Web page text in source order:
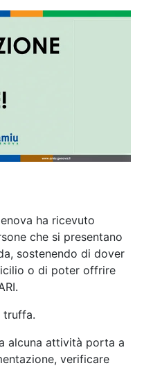
ha ricevuto
che si presentano
sostenendo di dover
o di poter offrire
truffa.
alcuna attività porta a
verificare